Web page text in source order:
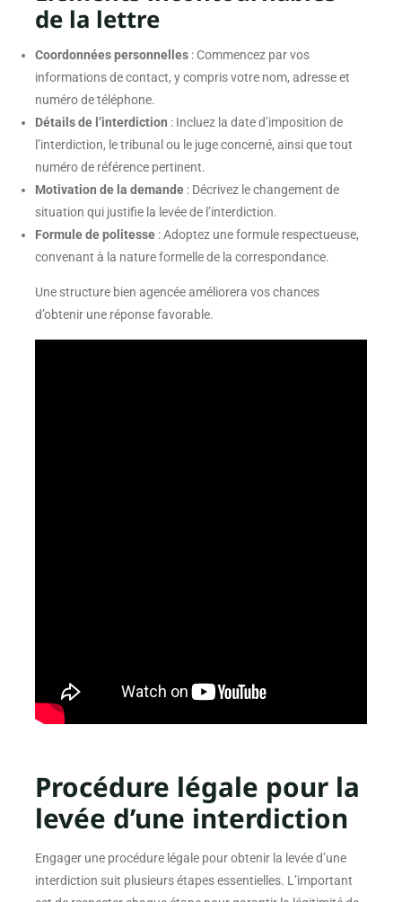
de la lettre
Coordonnées personnelles: Commencez par vos
informations de contact, y compris votre nom, adresse et
numéro de téléphone.
Détails de l’interdiction : Incluez la date d’imposition de
l’interdiction, le tribunal ou le juge concerné, ainsi que tout
numéro de référence pertinent.
Motivation de la demande: Décrivez le changement de
situation qui justifie la levée de l’interdiction.
Formule de politesse: Adoptez une formule respectueuse,
convenant à la nature formelle de la correspondance.
Une structure bien agencée améliorera vos chances
d’obtenir une réponse favorable.
Procédure légale pour la
levée d’une interdiction
Engager une procédure légale pour obtenir la levée d’une
interdiction suit plusieurs étapes essentielles. L’important